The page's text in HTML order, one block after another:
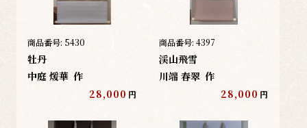
商品番号: 5430
牡丹
中庭 煖華 作
28,000 円
商品番号: 4397
渓山飛雪
川端 春翠 作
28,000 円